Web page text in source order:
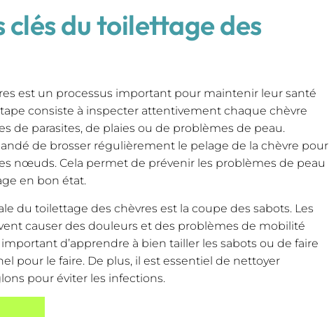
clés du toilettage des
est un processus important pour maintenir leur santé
consiste à inspecter attentivement chaque chèvre
de parasites, de plaies ou de problèmes de peau.
de brosser régulièrement le pelage de la chèvre pour
nœuds. Cela permet de prévenir les problèmes de peau
en bon état.
du toilettage des chèvres est la coupe des sabots. Les
causer des douleurs et des problèmes de mobilité
d’apprendre à bien tailler les sabots ou de faire
pour le faire. De plus, il est essentiel de nettoyer
pour éviter les infections.